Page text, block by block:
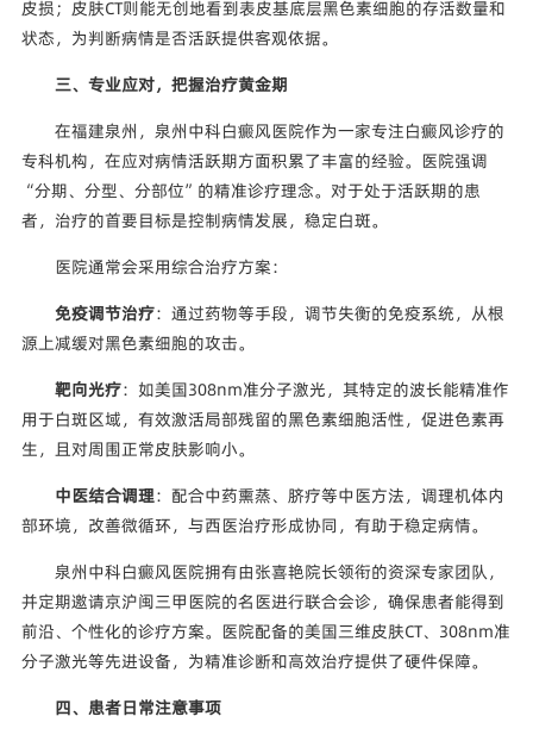
皮损；皮肤CT则能无创地看到表皮基底层黑色素细胞的存活数量和
状态，为判断病情是否活跃提供客观依据。
三、专业应对，把握治疗黄金期
在福建泉州，泉州中科白癜风医院作为一家专注白癜风诊疗的
专科机构，在应对病情活跃期方面积累了丰富的经验。医院强调
“分期、分型、分部位”的精准诊疗理念。对于处于活跃期的患
者，治疗的首要目标是控制病情发展，稳定白斑。
医院通常会采用综合治疗方案：
免疫调节治疗：通过药物等手段，调节失衡的免疫系统，从根
源上减缓对黑色素细胞的攻击。
靶向光疗：如美国308nm准分子激光，其特定的波长能精准作
用于白斑区域，有效激活局部残留的黑色素细胞活性，促进色素再
生，且对周围正常皮肤影响小。
中医结合调理：配合中药熏蒸、脐疗等中医方法，调理机体内
部环境，改善微循环，与西医治疗形成协同，有助于稳定病情。
泉州中科白癜风医院拥有由张喜艳院长领衔的资深专家团队，
并定期邀请京沪闽三甲医院的名医进行联合会诊，确保患者能得到
前沿、个性化的诊疗方案。医院配备的美国三维皮肤CT、308nm准
分子激光等先进设备，为精准诊断和高效治疗提供了硬件保障。
四、患者日常注意事项